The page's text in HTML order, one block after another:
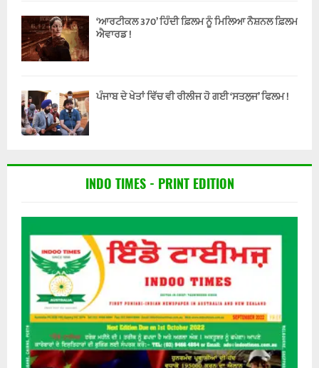
‘ਆਰਟੀਕਲ 370’ ਹਿੰਦੀ ਫ਼ਿਲਮ ਨੂੰ ਮਿਲਿਆ ਨੈਸ਼ਨਲ ਫ਼ਿਲਮ
ਐਵਾਰਡ !
ਪੰਜਾਬ ਦੇ ਖੇਤਾਂ ਵਿੱਚ ਵੀ ਰੀਲੀਜ ਹੋ ਗਈ ‘ਸਤਲੁਜ’ ਫਿਲਮ !
INDO TIMES - PRINT EDITION